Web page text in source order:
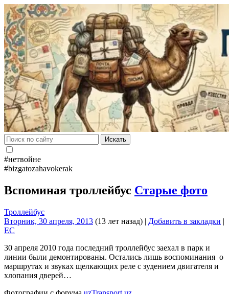
Искать
#нетвойне
#bizgatozahavokerak
Вспоминая троллейбус Старые фото
Троллейбус
Вторник, 30 апреля, 2013 (13 лет назад) | Добавить в закладки |
EC
30 апреля 2010 года последний троллейбус заехал в парк и
линии были демонтированы. Остались лишь воспоминания о
маршрутах и звуках щелкающих реле с зудением двигателя и
хлопания дверей…